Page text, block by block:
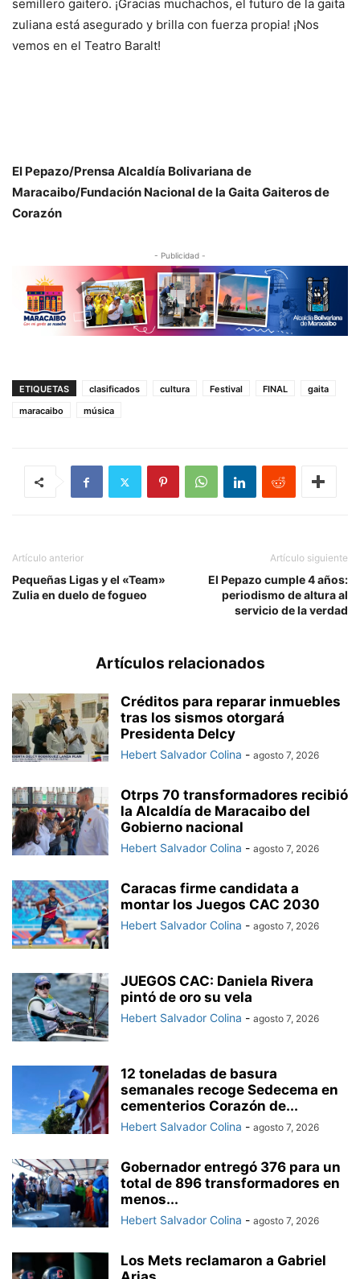
semillero gaitero. ¡Gracias muchachos, el futuro de la gaita
zuliana está asegurado y brilla con fuerza propia! ¡Nos
vemos en el Teatro Baralt!
El Pepazo/Prensa Alcaldía Bolivariana de
Maracaibo/Fundación Nacional de la Gaita Gaiteros de
Corazón
- Publicidad -
ETIQUETAS clasificados cultura Festival FINAL
gaita
maracaibo
música
Artículo anterior
Pequeñas Ligas y el «Team»
Zulia en duelo de fogueo
Artículo siguiente
El Pepazo cumple 4 años:
periodismo de altura al
servicio de la verdad
Artículos relacionados
Créditos para reparar inmuebles
tras los sismos otorgará
Presidenta Delcy
Hebert Salvador Colina - agosto 7, 2026
Otrps 70 transformadores recibió
la Alcaldía de Maracaibo del
Gobierno nacional
Hebert Salvador Colina - agosto 7, 2026
Caracas firme candidata a
montar los Juegos CAC 2030
Hebert Salvador Colina - agosto 7, 2026
JUEGOS CAC: Daniela Rivera
pintó de oro su vela
Hebert Salvador Colina - agosto 7, 2026
12 toneladas de basura
semanales recoge Sedecema en
cementerios Corazón de...
Hebert Salvador Colina - agosto 7, 2026
Gobernador entregó 376 para un
total de 896 transformadores en
menos...
Hebert Salvador Colina - agosto 7, 2026
Los Mets reclamaron a Gabriel